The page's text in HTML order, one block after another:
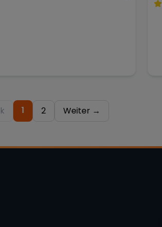
1 2 Weiter →